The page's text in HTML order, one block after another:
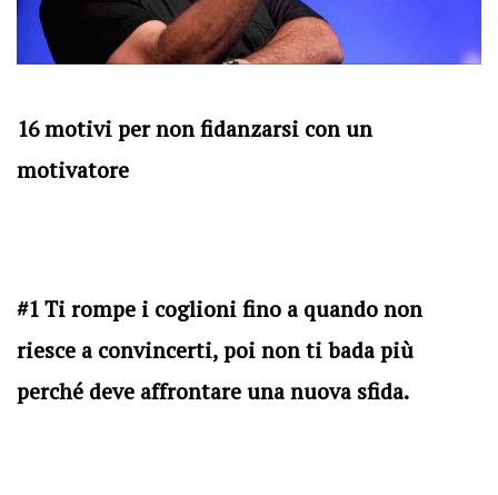
16 motivi per non fidanzarsi con un
motivatore
#1 Ti rompe i coglioni fino a quando non
riesce a convincerti, poi non ti bada più
perché deve affrontare una nuova sfida.